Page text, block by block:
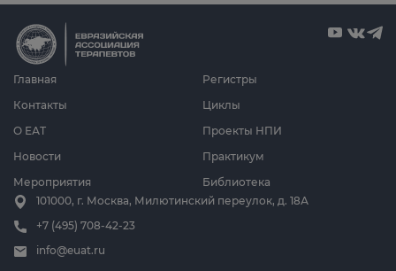
Главная
О ЕАТ
Новости
Мероприятия
Циклы
Проекты НПИ
Практикум
Библиотека
Регистры
Контакты
101000, г. Москва, Милютинский переулок, д. 18А
+7 (495) 708-42-23
info@euat.ru